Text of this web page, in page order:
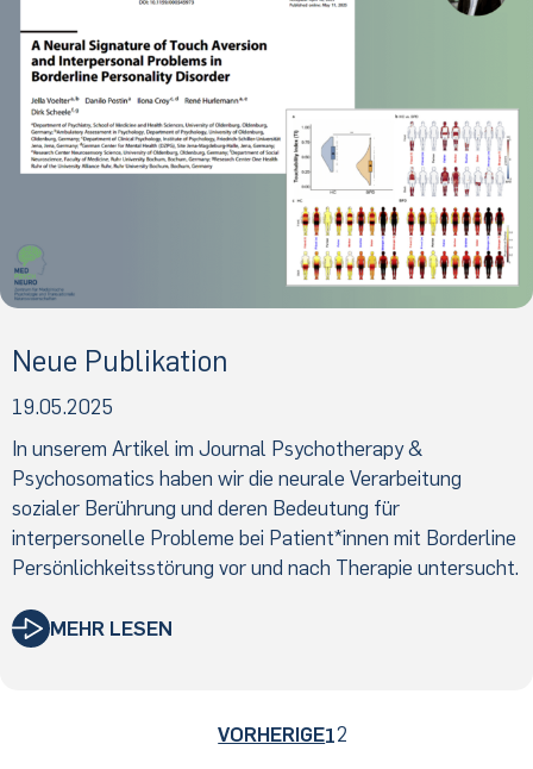
Neue Publikation
19.05.2025
In unserem Artikel im Journal Psychotherapy &
Psychosomatics haben wir die neurale Verarbeitung
sozialer Berührung und deren Bedeutung für
interpersonelle Probleme bei Patient*innen mit Borderline
Persönlichkeitsstörung vor und nach Therapie untersucht.
MEHR LESEN
VORHERIGE12